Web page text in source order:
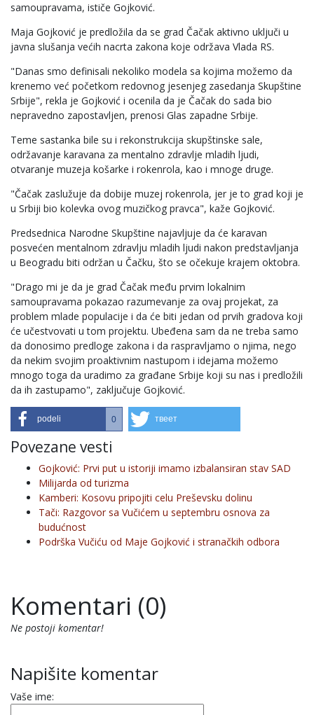
samoupravama, ističe Gojković.
Maja Gojković je predložila da se grad Čačak aktivno uključi u
javna slušanja većih nacrta zakona koje održava Vlada RS.
"Danas smo definisali nekoliko modela sa kojima možemo da
krenemo već početkom redovnog jesenjeg zasedanja Skupštine
Srbije", rekla je Gojković i ocenila da je Čačak do sada bio
nepravedno zapostavljen, prenosi Glas zapadne Srbije.
Teme sastanka bile su i rekonstrukcija skupštinske sale,
održavanje karavana za mentalno zdravlje mladih ljudi,
otvaranje muzeja košarke i rokenrola, kao i mnoge druge.
"Čačak zaslužuje da dobije muzej rokenrola, jer je to grad koji je
u Srbiji bio kolevka ovog muzičkog pravca", kaže Gojković.
Predsednica Narodne Skupštine najavljuje da će karavan
posvećen mentalnom zdravlju mladih ljudi nakon predstavljanja
u Beogradu biti održan u Čačku, što se očekuje krajem oktobra.
"Drago mi je da je grad Čačak među prvim lokalnim
samoupravama pokazao razumevanje za ovaj projekat, za
problem mlade populacije i da će biti jedan od prvih gradova koji
će učestvovati u tom projektu. Ubeđena sam da ne treba samo
da donosimo predloge zakona i da raspravljamo o njima, nego
da nekim svojim proaktivnim nastupom i idejama možemo
mnogo toga da uradimo za građane Srbije koji su nas i predložili
da ih zastupamo", zaključuje Gojković.
podeli 0 твеет
Povezane vesti
Gojković: Prvi put u istoriji imamo izbalansiran stav SAD
Milijarda od turizma
Kamberi: Kosovu pripojiti celu Preševsku dolinu
Tači: Razgovor sa Vučićem u septembru osnova za
budućnost
Podrška Vučiću od Maje Gojković i stranačkih odbora
Komentari (0)
Ne postoji komentar!
Napišite komentar
Vaše ime: